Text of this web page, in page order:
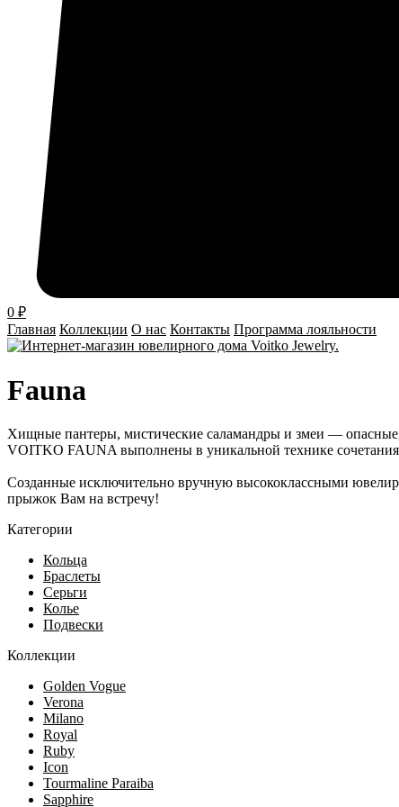
0 ₽
Главная Коллекции О нас Контакты Программа лояльности
Fauna
Хищные пантеры, мистические саламандры и змеи —
VOITKO FAUNA выполнены в уникальной технике
Созданные исключительно вручную высококлассными
прыжок Вам на встречу!
Категории
Кольца
Браслеты
Серьги
Колье
Подвески
Коллекции
Golden Vogue
Verona
Milano
Royal
Ruby
Icon
Tourmaline Paraiba
Sapphire